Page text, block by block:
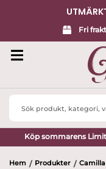
Fri
Search
Köp sommarens
Hem / Produkter /